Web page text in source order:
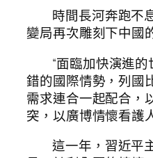
時間長河奔跑不
變局再次雕刻下中國
“面臨加快演進
錯的國際情勢，列國
需求連合一起配合，
突，以廣博情懷看護
這一年，習近平